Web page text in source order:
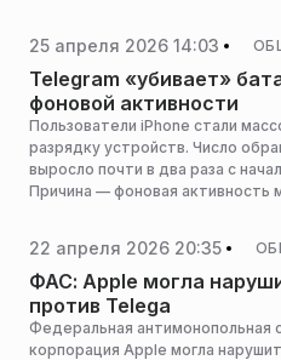
25 апреля 2026 14:03
Telegram «убивает»
фоновой активности
Пользователи iPhone стали
разрядку устройств. Число
выросло почти в два раза с
Причина — фоновая активность
22 апреля 2026 20:35
ФАС: Apple могла
против Telega
Федеральная антимонопольная
корпорация Apple могла